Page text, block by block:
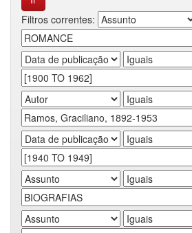
Filtros correntes: